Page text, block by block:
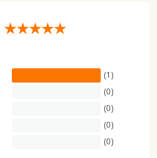
(1)
(0)
(0)
(0)
(0)